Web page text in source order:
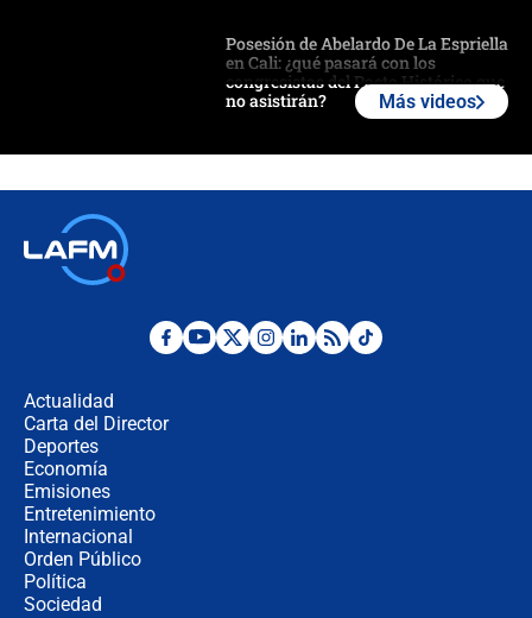
Posesión de Abelardo De La Espriella
en Cali: ¿qué pasará con los
congresistas del Pacto Histórico que
no asistirán?
¿Por qué De la Espriella gobernará
Más videos
Actualidad
Carta del Director
Deportes
Economía
Emisiones
Entretenimiento
Internacional
Orden Público
Política
Sociedad